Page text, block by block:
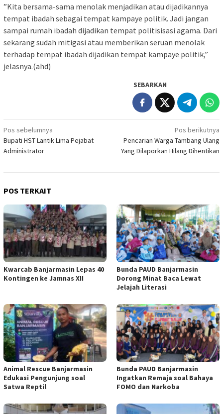
”Kita bersama-sama menolak menjadikan atau dijadikannya
tempat ibadah sebagai tempat kampaye politik. Jadi jangan
sampai rumah ibadah dijadikan tempat politisisasi agama. Dari
sekarang sudah mitigasi atau memberikan seruan menolak
terhadap tempat ibadah dijadikan tempat kampaye politik,”
jelasnya.(ahd)
SEBARKAN
Navigasi
pos
Pos sebelumnya
Bupati HST Lantik Lima Pejabat
Administrator
Pos berikutnya
Pencarian Warga Tambang Ulang
Yang Dilaporkan Hilang Dihentikan
POS TERKAIT
Kwarcab Banjarmasin Lepas 40
Kontingen ke Jamnas XII
Bunda PAUD Banjarmasin
Dorong Minat Baca Lewat
Jelajah Literasi
Animal Rescue Banjarmasin
Edukasi Pengunjung soal
Satwa Reptil
Bunda PAUD Banjarmasin
Ingatkan Remaja soal Bahaya
FOMO dan Narkoba